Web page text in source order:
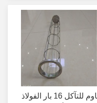
مقاوم للتآكل 16 بار الفولاذ